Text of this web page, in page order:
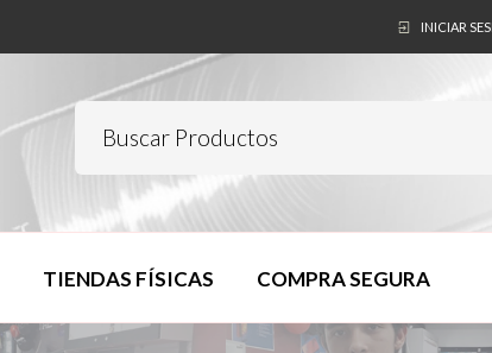
INICIAR
TIENDAS FÍSICAS COMPRA SEGURA